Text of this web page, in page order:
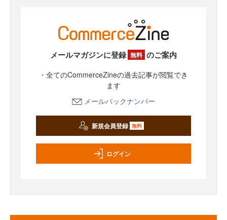
メールマガジンに登録 無料 のご案内
・全てのCommerceZineの過去記事が閲覧でき
ます
メールバックナンバー
新規会員登録 無料
ログイン